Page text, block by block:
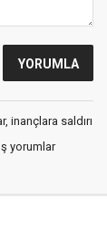
inançlara saldırı
yorumlar